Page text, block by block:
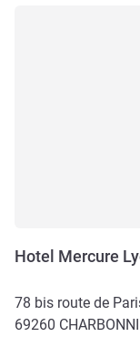
Hotel Mercure
78 bis route de
69260